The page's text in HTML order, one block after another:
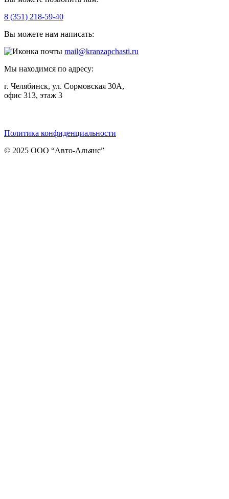
8 (351) 218-59-40
Вы можете нам написать:
mail@kranzapchasti.ru
Мы находимся по адресу:
г. Челябинск, ул. Сормовская 30А,
офис 313, этаж 3
Политика конфиденциальности
© 2025 ООО “Авто-Альянс”